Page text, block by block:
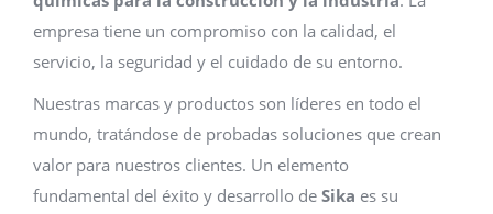
empresa tiene un compromiso con la calidad, el
servicio, la seguridad y el cuidado de su entorno.
Nuestras marcas y productos son líderes en todo el
mundo, tratándose de probadas soluciones que crean
valor para nuestros clientes. Un elemento
fundamental del éxito y desarrollo de Sika es su